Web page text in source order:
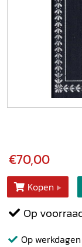
€70,00
Kopen
Op
Op